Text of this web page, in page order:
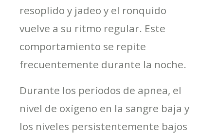
resoplido y jadeo y el ronquido
vuelve a su ritmo regular. Este
comportamiento se repite
frecuentemente durante la noche.
Durante los períodos de apnea, el
nivel de oxígeno en la sangre baja y
los niveles persistentemente bajos